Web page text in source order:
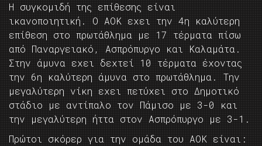
Η συγκομιδή της επίθεσης είναι
ικανοποιητική. Ο ΑΟΚ εχει την 4η καλύτερη
επίθεση στο πρωτάθλημα με 17 τέρματα πίσω
από Παναργειακό, Ασπρόπυργο και Καλαμάτα.
Στην άμυνα εχει δεχτεί 10 τέρματα έχοντας
την 6η καλύτερη άμυνα στο πρωτάθλημα. Την
μεγαλύτερη νίκη εχει πετύχει στο Δημοτικό
στάδιο με αντίπαλο τον Πάμισο με 3-0 και
την μεγαλύτερη ήττα στον Ασπρόπυργο με 3-1.
Πρώτοι σκόρερ για την ομάδα του ΑΟΚ είναι: